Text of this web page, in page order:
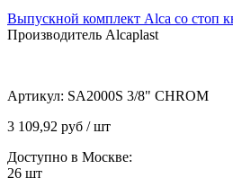
Выпускной комплект Alca со стоп
Производитель Alcaplast
Артикул: SA2000S 3/8" CHROM
3 109,92 руб / шт
Доступно в Москве:
26 шт